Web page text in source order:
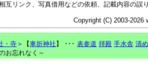
互リンク、写真借用などの依頼、記載内容の誤
Copyright (C) 2003-2026
・寺 ＞【車折神社 】 ･･･ 表参道 拝殿 手水舎 清
お忘れなく～